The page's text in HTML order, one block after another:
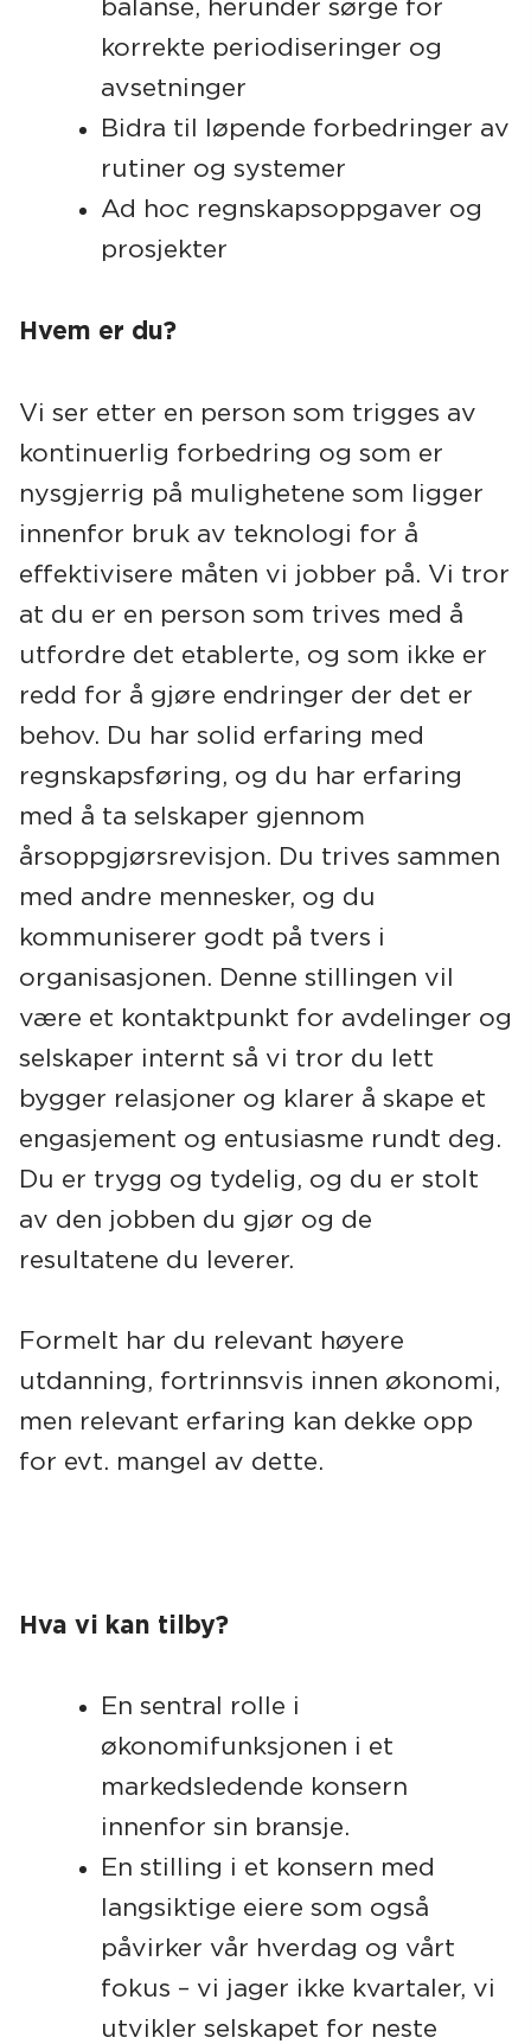
balanse, herunder sørge for
korrekte periodiseringer og
avsetninger
Bidra til løpende forbedringer av
rutiner og systemer
Ad hoc regnskapsoppgaver og
prosjekter
Hvem er du?
Vi ser etter en person som trigges av
kontinuerlig forbedring og som er
nysgjerrig på mulighetene som ligger
innenfor bruk av teknologi for å
effektivisere måten vi jobber på. Vi tror
at du er en person som trives med å
utfordre det etablerte, og som ikke er
redd for å gjøre endringer der det er
behov. Du har solid erfaring med
regnskapsføring, og du har erfaring
med å ta selskaper gjennom
årsoppgjørsrevisjon. Du trives sammen
med andre mennesker, og du
kommuniserer godt på tvers i
organisasjonen. Denne stillingen vil
være et kontaktpunkt for avdelinger og
selskaper internt så vi tror du lett
bygger relasjoner og klarer å skape et
engasjement og entusiasme rundt deg.
Du er trygg og tydelig, og du er stolt
av den jobben du gjør og de
resultatene du leverer.
Formelt har du relevant høyere
utdanning, fortrinnsvis innen økonomi,
men relevant erfaring kan dekke opp
for evt. mangel av dette.
Hva vi kan tilby?
En sentral rolle i
økonomifunksjonen i et
markedsledende konsern
innenfor sin bransje.
En stilling i et konsern med
langsiktige eiere som også
påvirker vår hverdag og vårt
fokus – vi jager ikke kvartaler, vi
utvikler selskapet for neste